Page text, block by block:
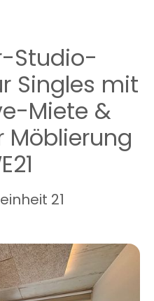
Studio-
Singles mit
Miete &
21